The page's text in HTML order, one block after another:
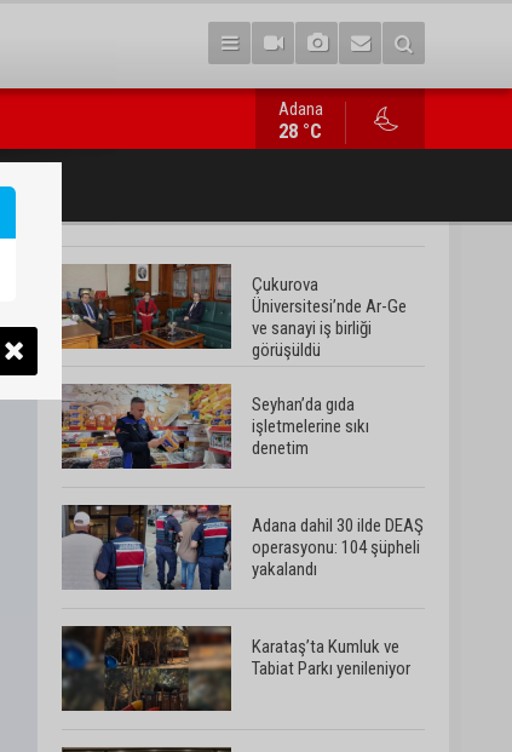
Adana dahil 30 ilde DEAŞ operasyonu: 104 şüpheli yakalandı
Adana
28 °C
Çukurova
Üniversitesi’nde Ar-Ge
ve sanayi iş birliği
görüşüldü
Seyhan’da gıda
işletmelerine sıkı
denetim
Adana dahil 30 ilde DEAŞ
operasyonu: 104 şüpheli
yakalandı
Karataş’ta Kumluk ve
Tabiat Parkı yenileniyor